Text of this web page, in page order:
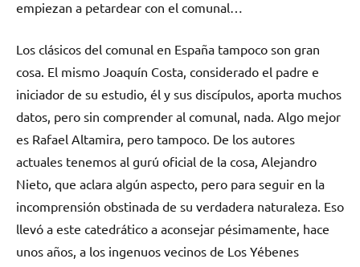
empiezan a petardear con el comunal…
Los clásicos del comunal en España tampoco son gran
cosa. El mismo Joaquín Costa, considerado el padre e
iniciador de su estudio, él y sus discípulos, aporta muchos
datos, pero sin comprender al comunal, nada. Algo mejor
es Rafael Altamira, pero tampoco. De los autores
actuales tenemos al gurú oficial de la cosa, Alejandro
Nieto, que aclara algún aspecto, pero para seguir en la
incomprensión obstinada de su verdadera naturaleza. Eso
llevó a este catedrático a aconsejar pésimamente, hace
unos años, a los ingenuos vecinos de Los Yébenes